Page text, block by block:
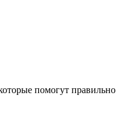
помогут правильно